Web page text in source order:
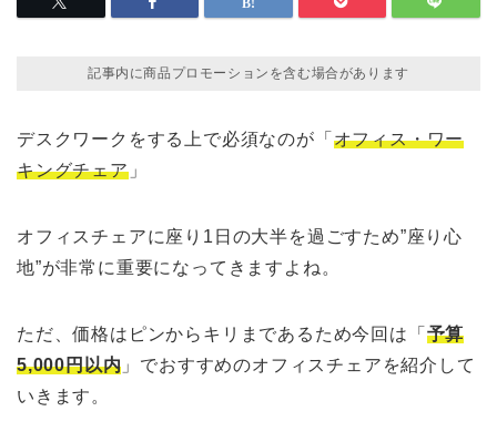
記事内に商品プロモーションを含む場合があります
デスクワークをする上で必須なのが「 オフィス・ワー
キングチェア」
オフィスチェアに座り1日の大半を過ごすため”座り心
地”が非常に重要になってきますよね。
ただ、価格はピンからキリまであるため今回は「 予算
5,000円以内 」でおすすめのオフィスチェアを紹介して
いきます。